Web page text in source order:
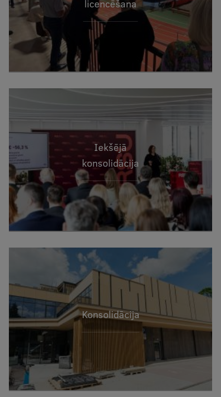
licencēšana
Iekšējā
konsolidācija
Konsolidācija